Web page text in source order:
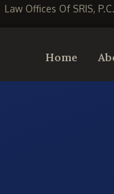
Law Offices Of SRIS,
Home